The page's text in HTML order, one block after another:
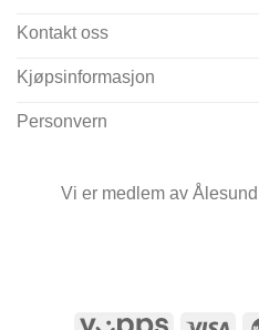
Kontakt oss
Kjøpsinformasjon
Personvern
Vi er medlem av